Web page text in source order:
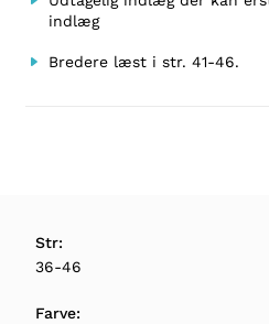
indlæg
Bredere læst i str. 41-46.
Str:
36-46
Farve: